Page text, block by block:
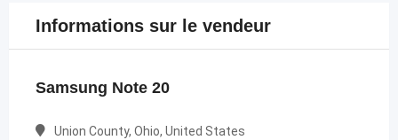
Informations sur le vendeur
Samsung Note 20
Union County, Ohio, United States